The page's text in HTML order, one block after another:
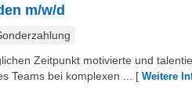
m/w/d
Zeitpunkt motivierte und
Teams bei komplexen ...
[ Weitere